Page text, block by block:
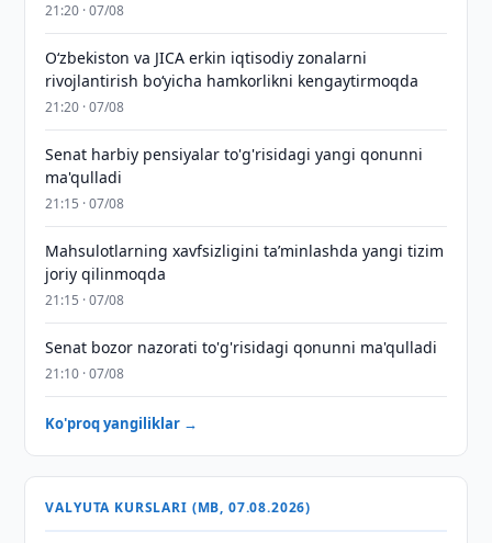
21:20 · 07/08
Oʻzbekiston va JICA erkin iqtisodiy zonalarni
rivojlantirish boʻyicha hamkorlikni kengaytirmoqda
21:20 · 07/08
Senat harbiy pensiyalar to'g'risidagi yangi qonunni
ma'qulladi
21:15 · 07/08
Mahsulotlarning xavfsizligini taʼminlashda yangi tizim
joriy qilinmoqda
21:15 · 07/08
Senat bozor nazorati to'g'risidagi qonunni ma'qulladi
21:10 · 07/08
Ko'proq yangiliklar →
VALYUTA KURSLARI (MB, 07.08.2026)